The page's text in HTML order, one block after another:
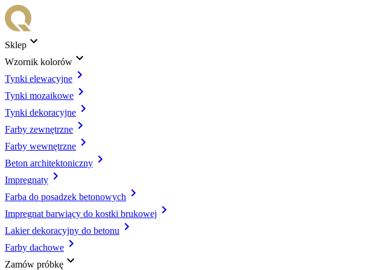
Sklep
Wzornik kolorów
Tynki elewacyjne
Tynki mozaikowe
Tynki dekoracyjne
Farby zewnętrzne
Farby wewnętrzne
Beton architektoniczny
Impregnaty
Farba do posadzek betonowych
Impregnat barwiący do kostki brukowej
Lakier dekoracyjny do betonu
Farby dachowe
Zamów próbkę